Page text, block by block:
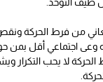
من فرط الحركة ونقص
وعى اجتماعي أقل بمن
لا يحب التكرار